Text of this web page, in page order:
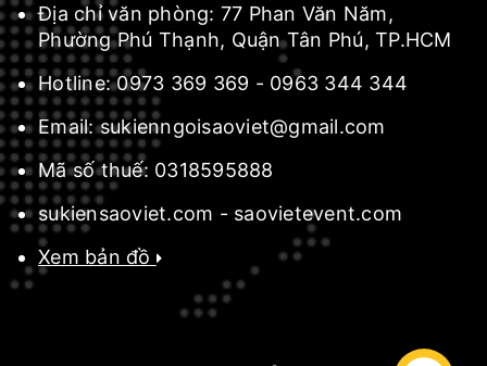
Địa chỉ văn phòng: 77 Phan Văn Năm,
Phường Phú Thạnh, Quận Tân Phú, TP.HCM
Hotline: 0973 369 369 - 0963 344 344
Email: sukienngoisaoviet@gmail.com
Mã số thuế: 0318595888
sukiensaoviet.com - saovietevent.com
Xem bản đồ